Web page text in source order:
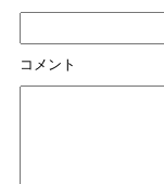
コメント